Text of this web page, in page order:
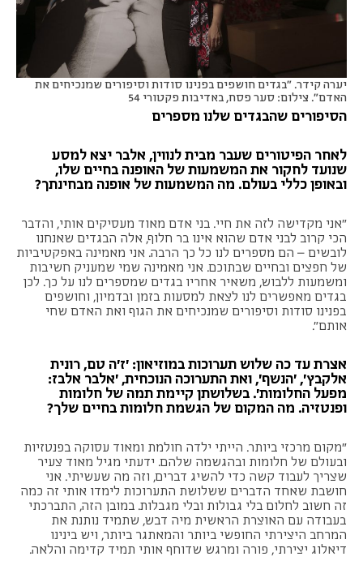
יערה קידר. "בגדים חושפים בפנינו סודות וסיפורים שמנכיחים את
האדם". צילום: סער פסח, באדיבות פקטורי 54
הסיפורים שהבגדים שלנו מספרים
לאחר הפיטורים שעבר מבית לנווין, אלבר יצא למסע
שנועד לחקור את המשמעות של האופנה בחיים שלו,
ובאופן כללי בעולם. מה המשמעות של אופנה מבחינתך?
"אני מקדישה לזה את חיי. בני אדם מאוד מעסיקים אותי, והדבר
הכי קרוב לבני אדם שהוא אינו בר חלוף, אלה הבגדים שאנחנו
לובשים – הם מספרים לנו כל כך הרבה. אני מאמינה באפקטיביות
של חפצים ובחיים שבתוכם. אני מאמינה שמי שמעניק חשיבות
ומשמעות ללבוש, משאיר אחריו בגדים שמספרים לנו על כך. לכן
בגדים מאפשרים לנו לצאת למסעות בזמן ובדמיון, וחושפים
בפנינו סודות וסיפורים שמנכיחים את הגוף ואת האדם שחי
אותם".
אצרת עד כה שלוש תערוכות במוזיאון: ׳ז׳ה טם, רונית
אלקבץ׳, ׳הנשף׳, ואת התערוכה הנוכחית, ׳אלבר אלבז:
מפעל החלומות׳. בשלושתן קיימת תמה של חלומות
ופנטזיה. מה המקום של הגשמת חלומות בחיים שלך?
״מקום מרכזי ביותר. הייתי ילדה חולמת ומאוד עסוקה בפנטזיות
ובעולם של חלומות ובהגשמה שלהם. ידעתי מגיל מאוד צעיר
שצריך לעבוד קשה כדי להשיג דברים, וזה מה שעשיתי. אני
חושבת שאחד הדברים ששלושת התערוכות לימדו אותי זה כמה
זה חשוב לחלום בלי גבולות ובלי מגבלות. במובן הזה, התברכתי
בעבודה עם האוצרת הראשית מיה דבש, שתמיד נותנת את
המרחב היצירתי החופשי ביותר והמאתגר ביותר, ויש בינינו
דיאלוג יצירתי, פורה ומרגש שדוחף אותי תמיד קדימה והלאה.